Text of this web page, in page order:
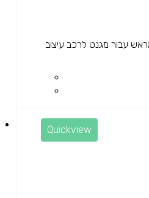
עבור מגנט לרכב עיצוב
Quickview